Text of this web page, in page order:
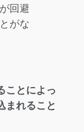
回避
がな
ことによっ
まれること